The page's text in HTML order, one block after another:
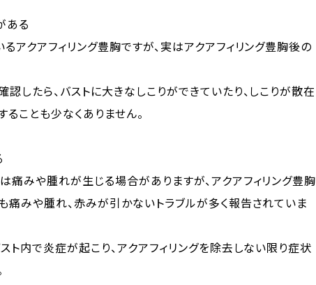
ある
アクアフィリング豊胸ですが、実はアクアフィリング豊胸後の
したら、バストに大きなしこりができていたり、しこりが散在
ことも少なくありません。
痛みや腫れが生じる場合がありますが、アクアフィリング豊胸
痛みや腫れ、赤みが引かないトラブルが多く報告されていま
ト内で炎症が起こり、アクアフィリングを除去しない限り症状